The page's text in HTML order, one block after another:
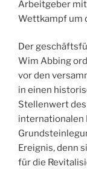
Arbeitgeber
Wettkampf um
Der
Wim Abbing
vor den
in einen
Stellenwert
internationalen
Ereignis, denn
für die